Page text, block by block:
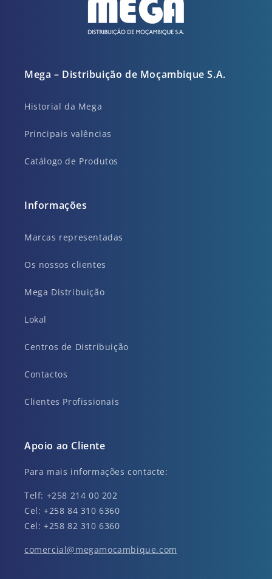
Mega – Distribuição de Moçambique S.A.
Historial da Mega
Principais valências
Catálogo de Produtos
Informações
Marcas representadas
Os nossos clientes
Mega Distribuição
Lokal
Centros de Distribuição
Contactos
Clientes Profissionais
Apoio ao Cliente
Para mais informações contacte:
Telf: +258 214 00 202
Cel: +258 84 310 6360
Cel: +258 82 310 6360
comercial@megamocambique.com